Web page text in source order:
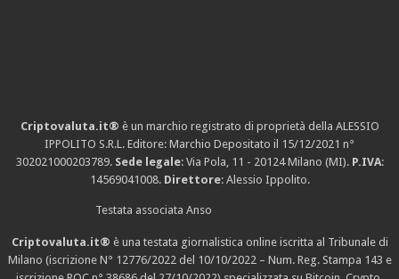
Criptovaluta.it® è un marchio registrato di proprietà della ALESSIO
IPPOLITO S.R.L. Editore: Marchio Depositato il 15/12/2021 n°
302021000203789. Sede legale: Via Pola, 11 - 20124 Milano (MI). P.IVA:
14569041008. Direttore: Alessio Ippolito.
Testata associata Anso
Criptovaluta.it® è una testata giornalistica online iscritta al Tribunale di
Milano (iscrizione N° 12776/2022 del 10/10/2022 – Num. Reg. Stampa 143 e